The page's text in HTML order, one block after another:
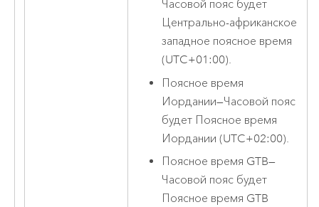
Часовой пояс будет
Центрально-африканское
западное поясное время
(UTC+01:00).
Поясное время
Иордании—Часовой пояс
будет Поясное время
Иордании (UTC+02:00).
Поясное время GTB—
Часовой пояс будет
Поясное время GTB